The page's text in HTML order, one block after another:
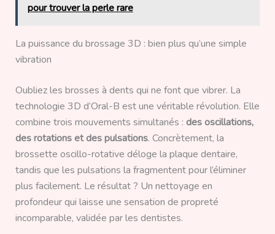
pour trouver la perle rare
La puissance du brossage 3D : bien plus qu’une simple
vibration
Oubliez les brosses à dents qui ne font que vibrer. La
technologie 3D d’Oral-B est une véritable révolution. Elle
combine trois mouvements simultanés : des oscillations,
des rotations et des pulsations. Concrètement, la
brossette oscillo-rotative déloge la plaque dentaire,
tandis que les pulsations la fragmentent pour l’éliminer
plus facilement. Le résultat ? Un nettoyage en
profondeur qui laisse une sensation de propreté
incomparable, validée par les dentistes.